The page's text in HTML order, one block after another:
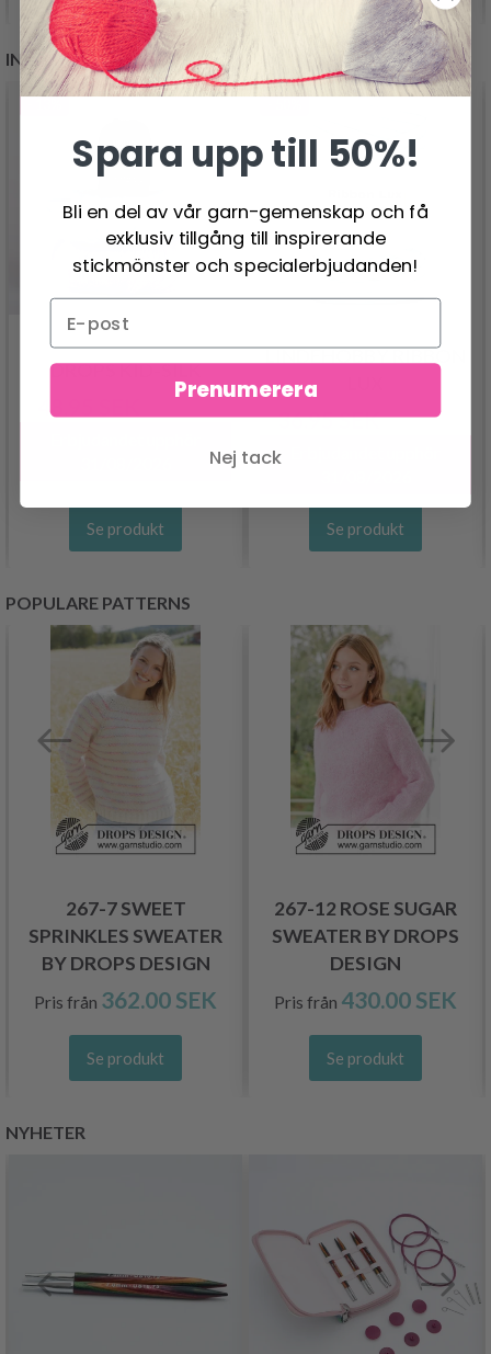
INSPIRATION FÖR DIG
DROPS KID-SILK
48.95 SEK
Se produkt
LINDEHOBBY RIBBON
36.95 SEK73.95 SEK
Se produkt
POPULARE PATTERNS
267-7 SWEET
SPRINKLES SWEATER
BY DROPS DESIGN
Pris från 362.00 SEK
Se produkt
267-12 ROSE SUGAR
SWEATER BY DROPS
DESIGN
Pris från 430.00 SEK
Se produkt
NYHETER
Spara upp till 50%!
Bli en del av vår garn-gemenskap och få
exklusiv tillgång till inspirerande
stickmönster och specialerbjudanden!
Prenumerera
Nej tack